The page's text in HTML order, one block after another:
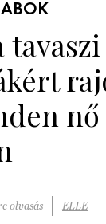
tavaszi
nő
olvasás ELLE